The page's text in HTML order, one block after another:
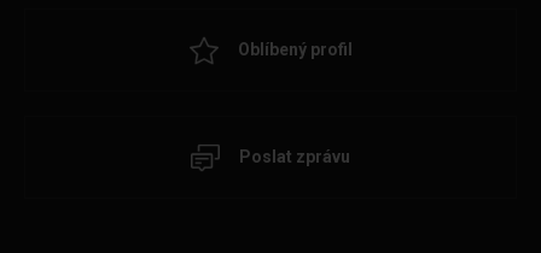
Oblíbený profil
Poslat zprávu